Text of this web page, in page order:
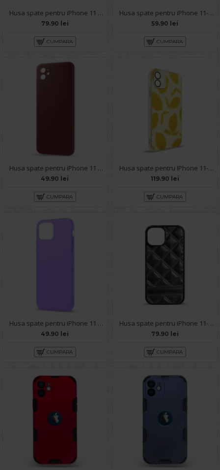
Husa spate pentru iPhone 11 - Lito Case Alb
79.90 lei
CUMPARA
Husa spate pentru iPhone 11- Bozo case Negru
59.90 lei
CUMPARA
Husa spate pentru iPhone 11 - Silicon Line Marsala
49.90 lei
CUMPARA
Husa spate pentru IPhone 11- Happy case
119.90 lei
CUMPARA
Husa spate pentru iPhone 11 - Silicon Line Mov
49.90 lei
CUMPARA
Husa spate pentru iPhone 11- Tomo case Negru
79.90 lei
CUMPARA